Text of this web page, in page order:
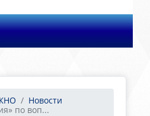
Новости
по воп...